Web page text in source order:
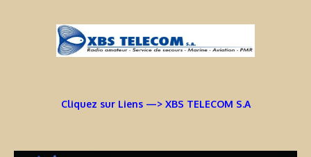
Cliquez sur Liens —> XBS TELECOM S.A